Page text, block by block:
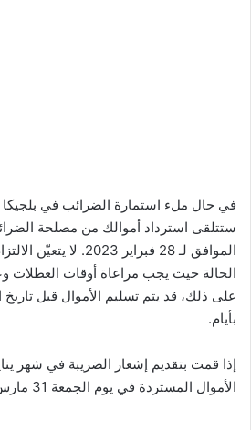
ستتلقى استرداد أموالك من مصلحة
الموافق لـ 28 فبراير
الحالة حيث يجب مراعاة أوقات العطلات
على ذلك، قد يتم تسليم الأموال قبل تاريخ
بأيام.
الأموال المستردة في يوم الجمعة 31 مارس 2023.